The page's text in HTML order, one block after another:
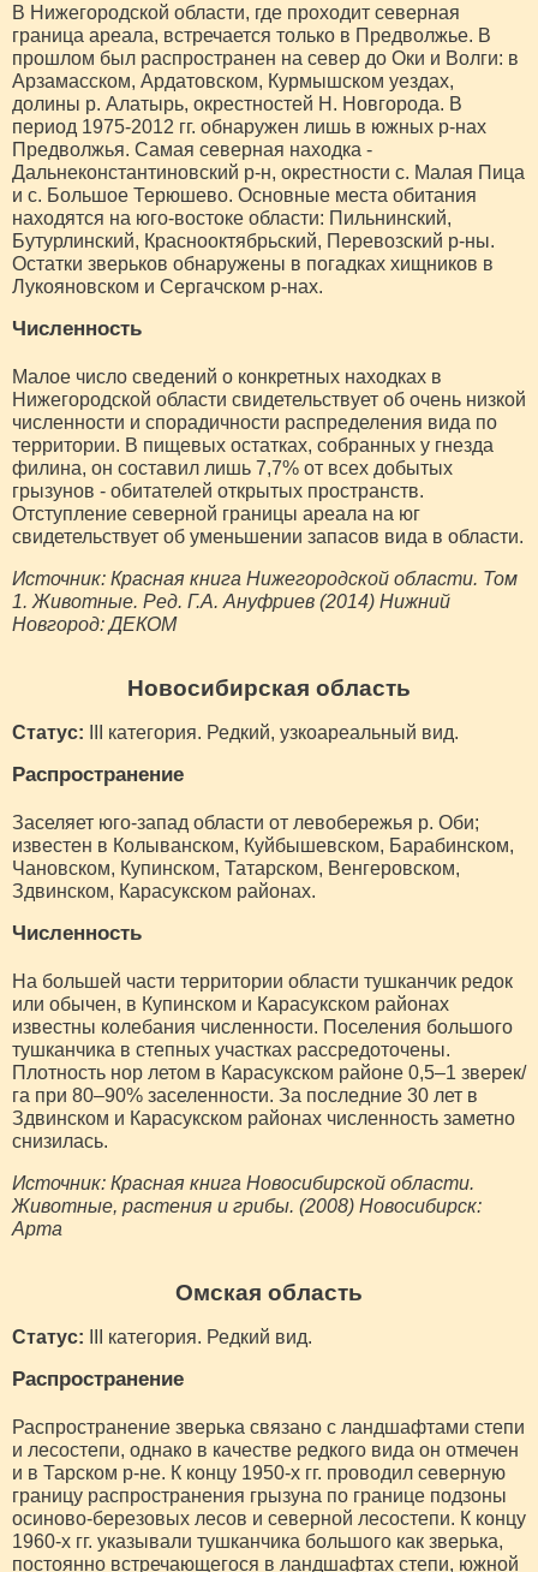
В Нижегородской области, где проходит северная
граница ареала, встречается только в Предволжье. В
прошлом был распространен на север до Оки и Волги: в
Арзамасском, Ардатовском, Курмышском уездах,
долины р. Алатырь, окрестностей Н. Новгорода. В
период 1975-2012 гг. обнаружен лишь в южных р-нах
Предволжья. Самая северная находка -
Дальнеконстантиновский р-н, окрестности с. Малая Пица
и с. Большое Терюшево. Основные места обитания
находятся на юго-востоке области: Пильнинский,
Бутурлинский, Краснооктябрьский, Перевозский р-ны.
Остатки зверьков обнаружены в погадках хищников в
Лукояновском и Сергачском р-нах.
Численность
Малое число сведений о конкретных находках в
Нижегородской области свидетельствует об очень низкой
численности и спорадичности распределения вида по
территории. В пищевых остатках, собранных у гнезда
филина, он составил лишь 7,7% от всех добытых
грызунов - обитателей открытых пространств.
Отступление северной границы ареала на юг
свидетельствует об уменьшении запасов вида в области.
Источник: Красная книга Нижегородской области. Том
1. Животные. Ред. Г.А. Ануфриев (2014) Нижний
Новгород: ДЕКОМ
Новосибирская область
Статус: III категория. Редкий, узкоареальный вид.
Распространение
Заселяет юго-запад области от левобережья р. Оби;
известен в Колыванском, Куйбышевском, Барабинском,
Чановском, Купинском, Татарском, Венгеровском,
Здвинском, Карасукском районах.
Численность
На большей части территории области тушканчик редок
или обычен, в Купинском и Карасукском районах
известны колебания численности. Поселения большого
тушканчика в степных участках рассредоточены.
Плотность нор летом в Карасукском районе 0,5–1 зверек/
га при 80–90% заселенности. За последние 30 лет в
Здвинском и Карасукском районах численность заметно
снизилась.
Источник: Красная книга Новосибирской области.
Животные, растения и грибы. (2008) Новосибирск:
Арта
Омская область
Статус: III категория. Редкий вид.
Распространение
Распространение зверька связано с ландшафтами степи
и лесостепи, однако в качестве редкого вида он отмечен
и в Тарском р-не. К концу 1950-х гг. проводил северную
границу распространения грызуна по границе подзоны
осиново-березовых лесов и северной лесостепи. К концу
1960-х гг. указывали тушканчика большого как зверька,
постоянно встречающегося в ландшафтах степи, южной